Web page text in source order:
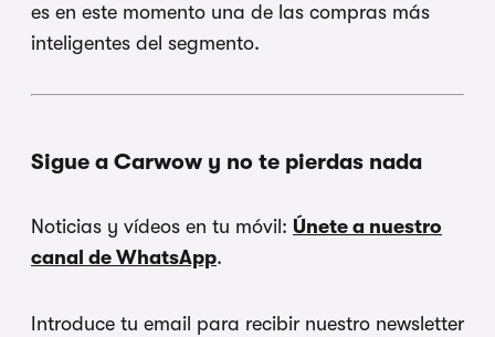
es en este momento una de las compras más
inteligentes del segmento.
Sigue a Carwow y no te pierdas nada
Noticias y vídeos en tu móvil: Únete a nuestro
canal de WhatsApp.
Introduce tu email para recibir nuestro newsletter